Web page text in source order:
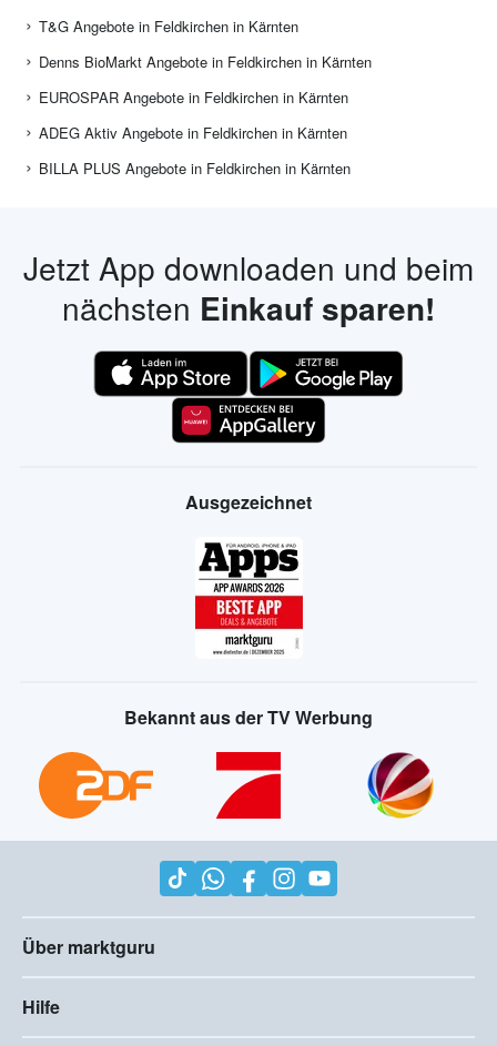
T&G Angebote in Feldkirchen in Kärnten
Denns BioMarkt Angebote in Feldkirchen in Kärnten
EUROSPAR Angebote in Feldkirchen in Kärnten
ADEG Aktiv Angebote in Feldkirchen in Kärnten
BILLA PLUS Angebote in Feldkirchen in Kärnten
Jetzt App downloaden und beim
nächsten Einkauf sparen!
Ausgezeichnet
Bekannt aus der TV Werbung
Über marktguru
Hilfe